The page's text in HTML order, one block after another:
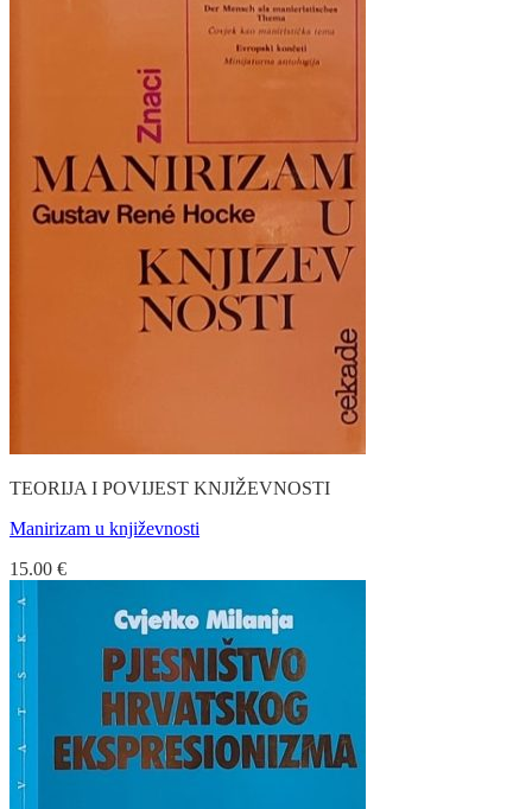
TEORIJA I POVIJEST KNJIŽEVNOSTI
Manirizam u književnosti
15.00 €